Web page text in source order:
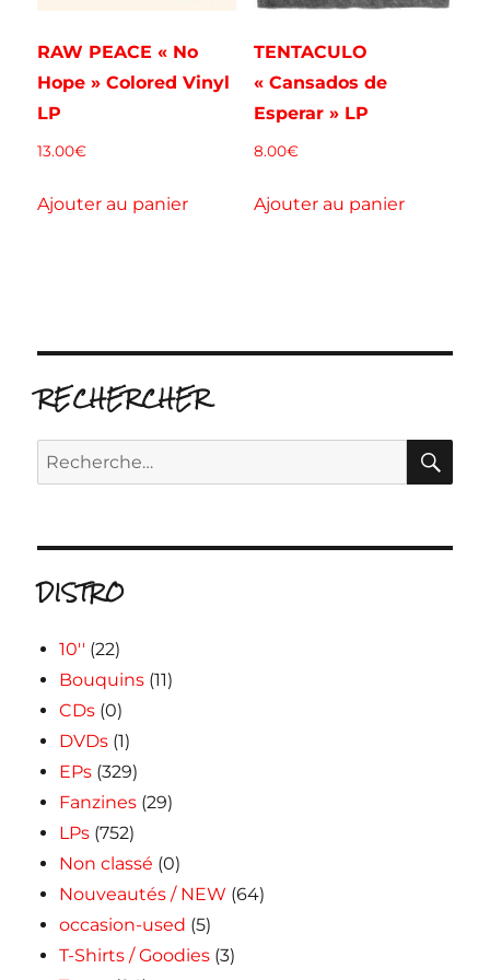
RAW PEACE « No
Hope » Colored Vinyl
LP
13.00€
Ajouter au panier
TENTACULO
« Cansados de
Esperar » LP
8.00€
Ajouter au panier
RECHERCHER
Recherche
pour :
DISTRO
10'' (22)
Bouquins (11)
CDs (0)
DVDs (1)
EPs (329)
Fanzines (29)
LPs (752)
Non classé (0)
Nouveautés / NEW (64)
occasion-used (5)
T-Shirts / Goodies (3)